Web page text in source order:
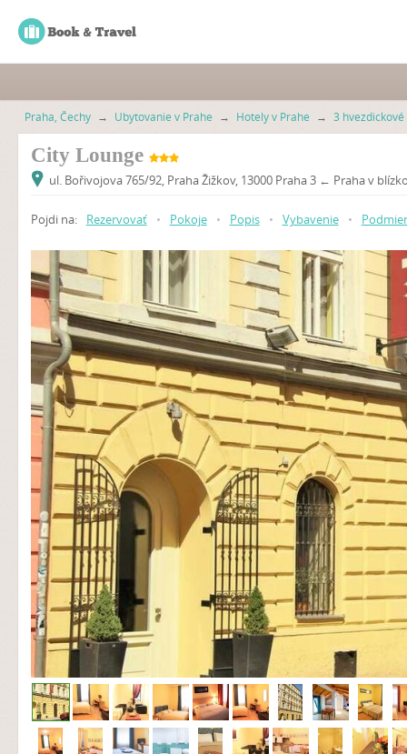
Praha, Čechy → Ubytovanie v Prahe → Hotely v Prahe → 3
City Lounge
ul. Bořivojova 765/92, Praha Žižkov, 13000 Praha 3 ← Praha v
Pojdi na: Rezervovať • Pokoje • Popis • Vybavenie •